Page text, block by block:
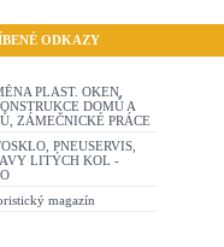
ODKAZY
PLAST. OKEN,
DOMŮ A
ZÁMEČNICKÉ PRÁCE
PNEUSERVIS,
LITÝCH KOL -
magazín